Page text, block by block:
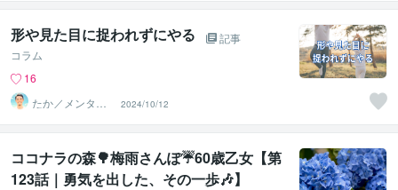
形や見た目に捉われずにやる
記事
コラム
16
たか／メンタル
パートナー
2024/10/12
ココナラの森🌳梅雨さんぽ☔60歳乙女【第
123話｜勇気を出した、その一歩🎶】